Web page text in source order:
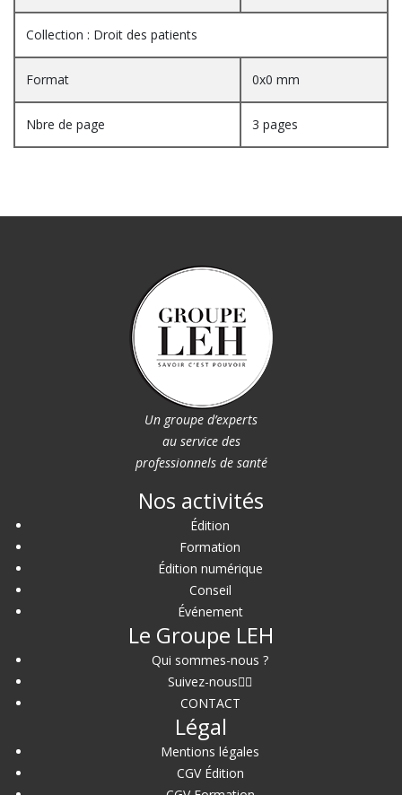
Collection : Droit des patients
Format 0x0 mm
Nbre de page 3 pages
Un groupe d’experts
au service des
professionnels de santé
Nos activités
Édition
Formation
Édition numérique
Conseil
Événement
Le Groupe LEH
Qui sommes-nous ?
Suivez-nous
CONTACT
Légal
Mentions légales
CGV Édition